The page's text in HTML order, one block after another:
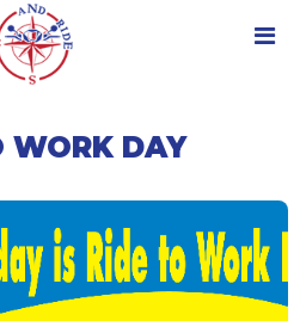
WORK DAY